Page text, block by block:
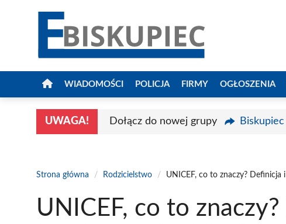
WIADOMOŚCI POLICJA FIRMY OGŁOSZENIA
UWAGA! Dołącz do nowej grupy
Strona główna / Rodzicielstwo / UNICEF, co to znaczy? Definicja
UNICEF, co to